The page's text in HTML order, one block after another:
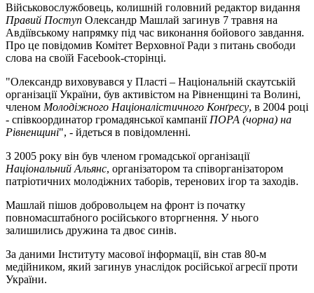
Військовослужбовець, колишній головний редактор видання
Правий Поступ Олександр Машлай загинув 7 травня на
Авдіївському напрямку під час виконання бойового завдання.
Про це повідомив Комітет Верховної Ради з питань свободи
слова на своїй Facebook-сторінці.
"Олександр виховувався у Пласті – Національній скаутській
організації України, був активістом на Рівненщині та Волині,
членом Молодіжного Націоналістичного Конґресу, в 2004 році
- співкоординатор громадянської кампанії ПОРА (чорна) на
Рівненщині", - йдеться в повідомленні.
З 2005 року він був членом громадської організації
Національний Альянс, організатором та співорганізатором
патріотичних молодіжних таборів, теренових ігор та заходів.
Машлай пішов добровольцем на фронт із початку
повномасштабного російського вторгнення. У нього
залишились дружина та двоє синів.
За даними Інституту масової інформації, він став 80-м
медійником, який загинув унаслідок російської агресії проти
України.